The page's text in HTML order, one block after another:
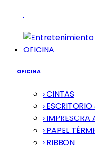
OFICINA
OFICINA
› CINTAS
›
› IMPRESORA
› PAPEL
› RIBBON